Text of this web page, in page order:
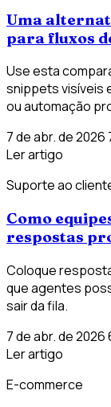
Uma
para fluxos
Use esta
snippets visíveis
ou automação
7 de abr. de 2026
Ler artigo
Suporte ao
Como
respostas
Coloque
que agentes
sair da fila.
7 de abr. de 2026
Ler artigo
E-commerce